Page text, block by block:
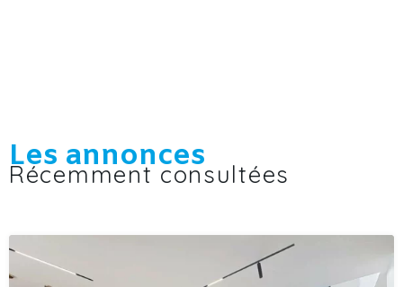
Les annonces
Récemment consultées